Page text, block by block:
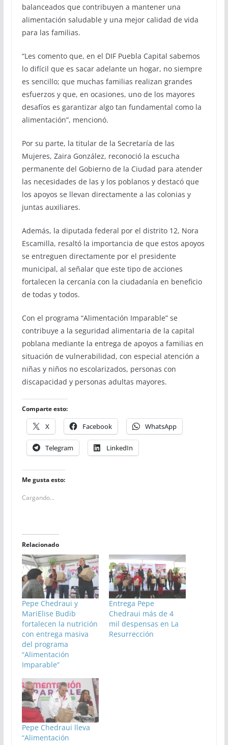
balanceados que contribuyen a mantener una
alimentación saludable y una mejor calidad de vida
para las familias.
“Les comento que, en el DIF Puebla Capital sabemos
lo difícil que es sacar adelante un hogar, no siempre
es sencillo; que muchas familias realizan grandes
esfuerzos y que, en ocasiones, uno de los mayores
desafíos es garantizar algo tan fundamental como la
alimentación”, mencionó.
Por su parte, la titular de la Secretaría de las
Mujeres, Zaira González, reconoció la escucha
permanente del Gobierno de la Ciudad para atender
las necesidades de las y los poblanos y destacó que
los apoyos se llevan directamente a las colonias y
juntas auxiliares.
Además, la diputada federal por el distrito 12, Nora
Escamilla, resaltó la importancia de que estos apoyos
se entreguen directamente por el presidente
municipal, al señalar que este tipo de acciones
fortalecen la cercanía con la ciudadanía en beneficio
de todas y todos.
Con el programa “Alimentación Imparable” se
contribuye a la seguridad alimentaria de la capital
poblana mediante la entrega de apoyos a familias en
situación de vulnerabilidad, con especial atención a
niñas y niños no escolarizados, personas con
discapacidad y personas adultas mayores.
Comparte esto:
X Facebook WhatsApp
Telegram LinkedIn
Me gusta esto:
Cargando...
Relacionado
Pepe Chedraui y
MariElise Budib
fortalecen la nutrición
con entrega masiva
del programa
“Alimentación
Imparable”
Entrega Pepe
Chedraui más de 4
mil despensas en La
Resurrección
Pepe Chedraui lleva
“Alimentación